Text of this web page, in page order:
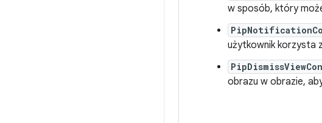
w sposób, który
użytkownik korzysta
obrazu w obrazie,